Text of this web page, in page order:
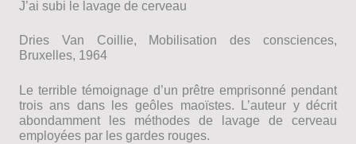
J’ai subi le lavage de cerveau
Dries Van Coillie, Mobilisation des consciences,
Bruxelles, 1964
Le terrible témoignage d’un prêtre emprisonné pendant
trois ans dans les geôles maoïstes. L’auteur y décrit
abondamment les méthodes de lavage de cerveau
employées par les gardes rouges.